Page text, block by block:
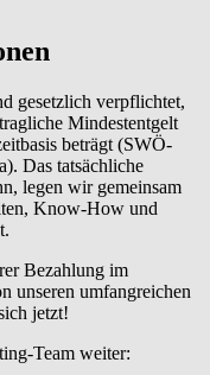
gesetzlich verpflichtet,
Mindestentgelt
beträgt (SWÖ-
Das tatsächliche
legen wir gemeinsam
Know-How und
Bezahlung im
unseren umfangreichen
jetzt!
Team weiter: